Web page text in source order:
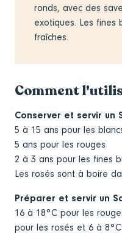
ronds, avec des
exotiques. Les fines
fraîches.
Comment
Conserver et servir un
5 à 15 ans pour les
5 ans pour les rouges
2 à 3 ans pour les fines
Les rosés sont à boire
Préparer et servir un
16 à 18°C pour les
pour les rosés et 6 à